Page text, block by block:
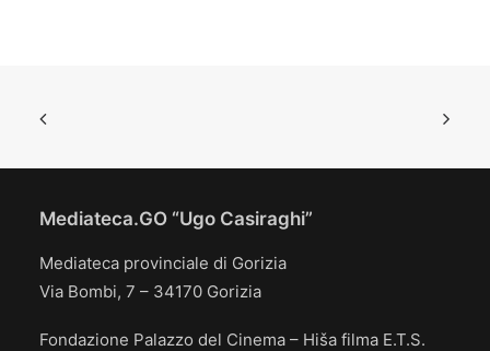
Mediateca.GO “Ugo Casiraghi”
Mediateca provinciale di Gorizia
Via Bombi, 7 – 34170 Gorizia
Fondazione Palazzo del Cinema – Hiša filma E.T.S.